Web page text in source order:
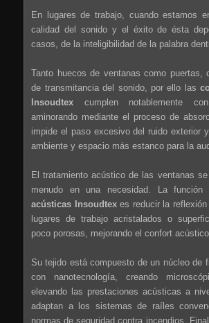
En lugares de trabajo, cuando estamos
calidad del sonido y el éxito de ésta
casos, de la inteligibilidad de la palabra
Tanto huecos de ventanas como puertas,
de transmitancia del sonido, por ello las
Insoudtex cumplen notablemente
aminorando mediante el proceso de
impide el paso excesivo del ruido exterior
ambiente y espacio más estanco para la
El tratamiento acústico de las ventanas
menudo en una necesidad. La
acústicas Insoudtexes reducir la reflexión
lugares de trabajo acristalados o
poco porosas, mejorando el confort acústico.
Su tejido está compuesto de un núcleo de
con nanotecnología, creando
elevando las prestaciones acústicas a
adaptan a los sistemas de raíles
normas de seguridad contra incendios.